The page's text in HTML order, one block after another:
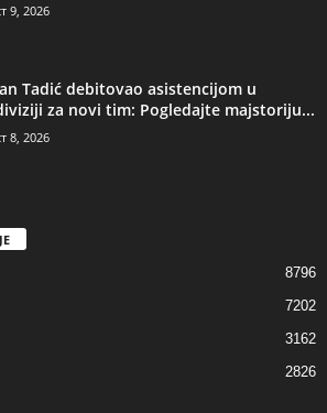
9, 2026
Tadić debitovao asistencijom u
za novi tim: Pogledajte majstoriju...
8, 2026
8796
7202
3162
2826